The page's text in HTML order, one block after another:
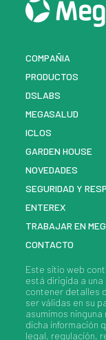
COMPAÑIA
PRODUCTOS
DSLABS
MEGASALUD
ICLOS
GARDEN HOUSE
NOVEDADES
SEGURIDAD Y
ENTEREX
TRABAJAR EN
CONTACTO
Este sitio web
está dirigida a
contener detalles
ser válidas en su
asumimos
dicha información
legal, regulación,